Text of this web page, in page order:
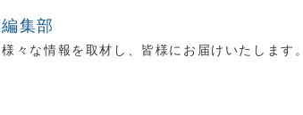
集部
々な情報を取材し、皆様にお届けいたします。